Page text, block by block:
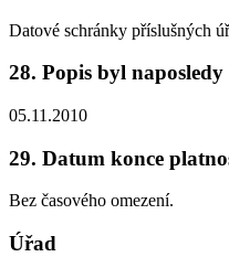
Datové schránky příslušných
28. Popis byl
05.11.2010
29. Datum konce
Bez časového omezení.
Úřad